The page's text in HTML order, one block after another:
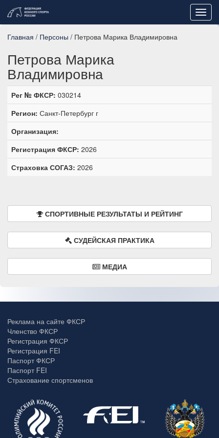
Главная / Персоны / Петрова Марика Владимировна
Петрова Марика
Владимировна
Рег № ФКСР: 030214
Регион: Санкт-Петербург г
Организация:
Регистрация ФКСР: 2026
Страховка СОГАЗ: 2026
СПОРТИВНЫЕ РЕЗУЛЬТАТЫ И РЕЙТИНГ
СУДЕЙСКАЯ ПРАКТИКА
МЕДИА
Реклама на сайте ФКСР
Членство ФКСР
Регистрация ФКСР
Регистрация FEI
Паспорт ФКСР
Паспорт FEI
Страхование спортсменов